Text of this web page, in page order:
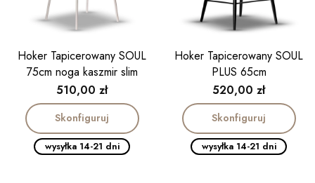
Hoker Tapicerowany SOUL
75cm noga kaszmir slim
Cena
510,00 zł
Skonfiguruj
wysyłka 14-21 dni
Hoker Tapicerowany SOUL
PLUS 65cm
Cena
520,00 zł
Skonfiguruj
wysyłka 14-21 dni